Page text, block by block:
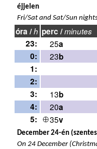
éjjelen
Fri/Sat and Sat/Sun
óra /h perc /minutes
23: 25a
0:
23b
1:
2:
3:
13b
4:
20a
5:
35v
December 24-én
On 24 December